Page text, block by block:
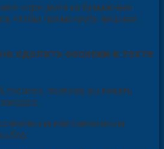
корн-доги на бумажные
чтобы промокнуть лишнее
сделать сосиски в тесте
поэтому выпекать
или сливочным